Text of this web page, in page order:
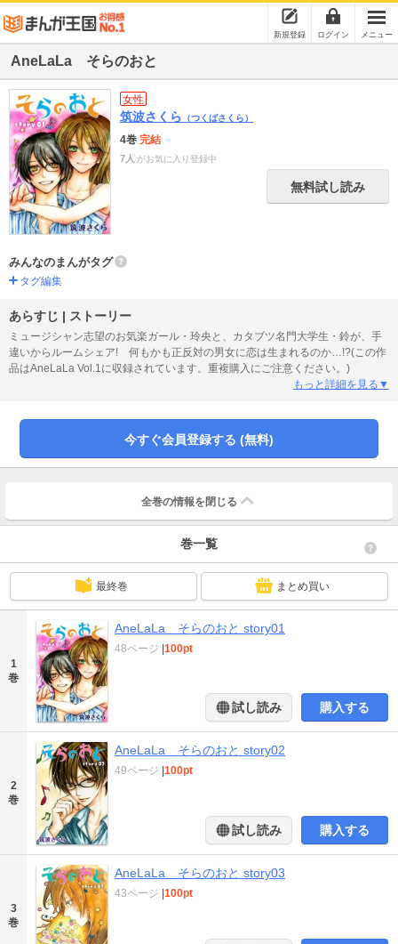
新規登録 ログイン メニュー
AneLaLa そらのおと
女性
筑波さくら （つくばさくら）
4巻 完結
7人 がお気に入り登録中
無料試し読み
みんなのまんがタグ
タグ編集
あらすじ | ストーリー
ミュージシャン志望のお気楽ガール・玲央と、カタブツ名門大学生・鈴が、手
違いからルームシェア! 何もかも正反対の男女に恋は生まれるのか…!?(この作
品はAneLaLa Vol.1に収録されています。重複購入にご注意ください。)
もっと詳細を見る▼
今すぐ会員登録する (無料)
全巻の情報を 閉じる
巻一覧
最終巻 まとめ買い
1
巻
AneLaLa そらのおと story01
48ページ |100pt
試し読み 購入する
2
巻
AneLaLa そらのおと story02
49ページ |100pt
試し読み 購入する
3
巻
AneLaLa そらのおと story03
43ページ |100pt